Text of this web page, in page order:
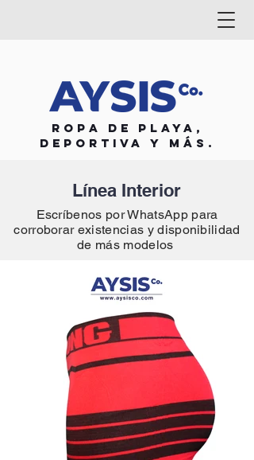
Ropa de playa,
deportiva y más.
Línea Interior
Escríbenos por WhatsApp para
corroborar existencias y disponibilidad
de más modelos